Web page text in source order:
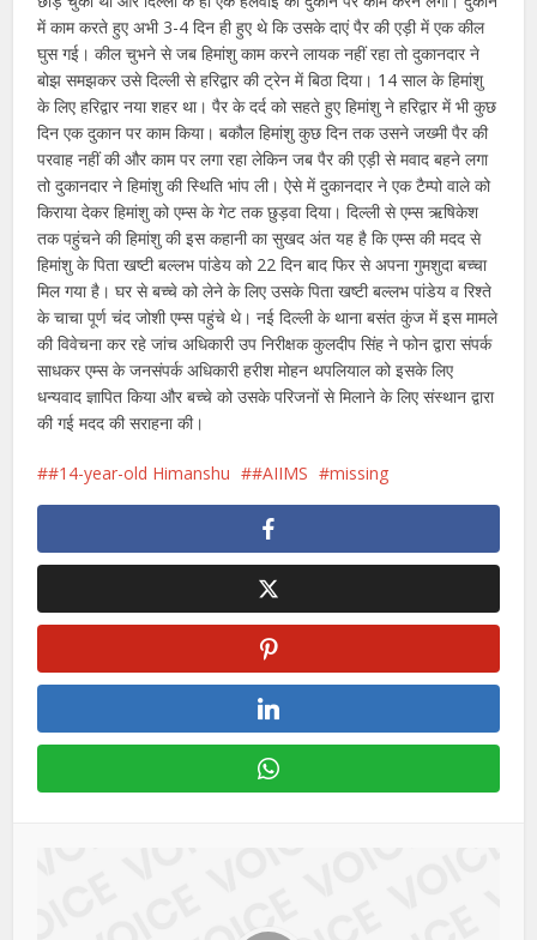
में काम करते हुए अभी 3-4 दिन ही हुए थे कि उसके दाएं पैर की एड़ी में एक कील
घुस गई। कील चुभने से जब हिमांशु काम करने लायक नहीं रहा तो दुकानदार ने
बोझ समझकर उसे दिल्ली से हरिद्वार की ट्रेन में बिठा दिया। 14 साल के हिमांशु
के लिए हरिद्वार नया शहर था। पैर के दर्द को सहते हुए हिमांशु ने हरिद्वार में भी कुछ
दिन एक दुकान पर काम किया। बकौल हिमांशु कुछ दिन तक उसने जख्मी पैर की
परवाह नहीं की और काम पर लगा रहा लेकिन जब पैर की एड़ी से मवाद बहने लगा
तो दुकानदार ने हिमांशु की स्थिति भांप ली। ऐसे में दुकानदार ने एक टैम्पो वाले को
किराया देकर हिमांशु को एम्स के गेट तक छुड़वा दिया। दिल्ली से एम्स ऋषिकेश
तक पहुंचने की हिमांशु की इस कहानी का सुखद अंत यह है कि एम्स की मदद से
हिमांशु के पिता खष्टी बल्लभ पांडेय को 22 दिन बाद फिर से अपना गुमशुदा बच्चा
मिल गया है। घर से बच्चे को लेने के लिए उसके पिता खष्टी बल्लभ पांडेय व रिश्ते
के चाचा पूर्ण चंद जोशी एम्स पहुंचे थे। नई दिल्ली के थाना बसंत कुंज में इस मामले
की विवेचना कर रहे जांच अधिकारी उप निरीक्षक कुलदीप सिंह ने फोन द्वारा संपर्क
साधकर एम्स के जनसंपर्क अधिकारी हरीश मोहन थपलियाल को इसके लिए
धन्यवाद ज्ञापित किया और बच्चे को उसके परिजनों से मिलाने के लिए संस्थान द्वारा
की गई मदद की सराहना की।
#14-year-old Himanshu #AIIMS missing